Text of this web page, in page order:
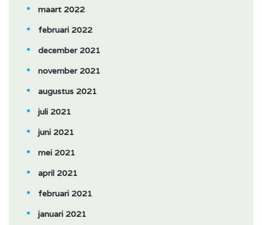
maart 2022
februari 2022
december 2021
november 2021
augustus 2021
juli 2021
juni 2021
mei 2021
april 2021
februari 2021
januari 2021